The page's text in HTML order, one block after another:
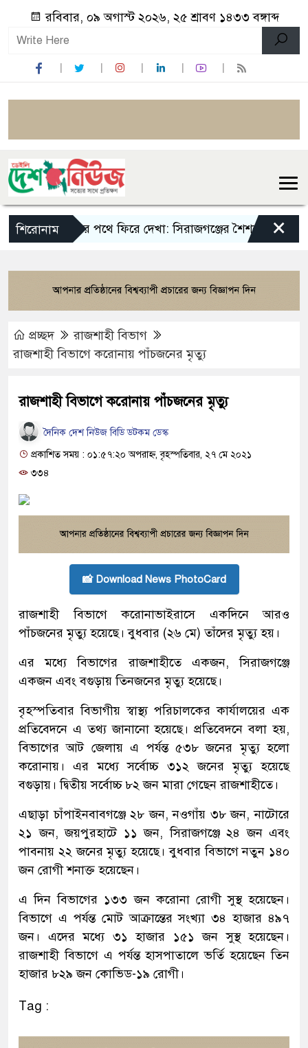
রবিবার, ০৯ অগাস্ট ২০২৬, ২৫ শ্রাবণ ১৪৩৩ বঙ্গাব্দ
শিরোনামস্মৃতির পথে ফিরে দেখা: সিরাজগঞ্জের শৈশবের ×
প্রচ্ছদ
রাজশাহী বিভাগ
রাজশাহী বিভাগে করোনায় পাঁচজনের মৃত্যু
রাজশাহী বিভাগে করোনায় পাঁচজনের মৃত্যু
দৈনিক দেশ নিউজ বিডি ডটকম ডেস্ক
প্রকাশিত সময় : ০১:৫৭:২০ অপরাহ্ন, বৃহস্পতিবার, ২৭ মে ২০২১
৩৩৪
📸 Download News PhotoCard
রাজশাহী বিভাগে করোনাভাইরাসে একদিনে আরও
পাঁচজনের মৃত্যু হয়েছে। বুধবার (২৬ মে) তাঁদের মৃত্যু হয়।
এর মধ্যে বিভাগের রাজশাহীতে একজন, সিরাজগঞ্জে
একজন এবং বগুড়ায় তিনজনের মৃত্যু হয়েছে।
বৃহস্পতিবার বিভাগীয় স্বাস্থ্য পরিচালকের কার্যালয়ের এক
প্রতিবেদনে এ তথ্য জানানো হয়েছে। প্রতিবেদনে বলা হয়,
বিভাগের আট জেলায় এ পর্যন্ত ৫৩৮ জনের মৃত্যু হলো
করোনায়। এর মধ্যে সর্বোচ্চ ৩১২ জনের মৃত্যু হয়েছে
বগুড়ায়। দ্বিতীয় সর্বোচ্চ ৮২ জন মারা গেছেন রাজশাহীতে।
এছাড়া চাঁপাইনবাবগঞ্জে ২৮ জন, নওগাঁয় ৩৮ জন, নাটোরে
২১ জন, জয়পুরহাটে ১১ জন, সিরাজগঞ্জে ২৪ জন এবং
পাবনায় ২২ জনের মৃত্যু হয়েছে। বুধবার বিভাগে নতুন ১৪০
জন রোগী শনাক্ত হয়েছেন।
এ দিন বিভাগের ১৩৩ জন করোনা রোগী সুস্থ হয়েছেন।
বিভাগে এ পর্যন্ত মোট আক্রান্তের সংখ্যা ৩৪ হাজার ৪৯৭
জন। এদের মধ্যে ৩১ হাজার ১৫১ জন সুস্থ হয়েছেন।
রাজশাহী বিভাগে এ পর্যন্ত হাসপাতালে ভর্তি হয়েছেন তিন
হাজার ৮২৯ জন কোভিড-১৯ রোগী।
Tag :